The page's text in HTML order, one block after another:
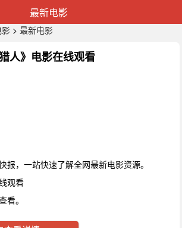
最新电影
影 > 最新电影
人》电影在线观看
报，一站快速了解全网最新电影资源。
观看
看。